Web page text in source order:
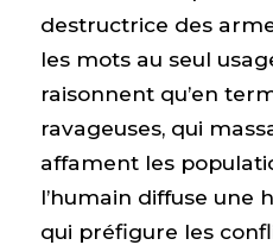
destructrice des
les mots au seul
raisonnent qu’en
ravageuses, qui
affament les
l’humain diffuse une
qui préfigure les